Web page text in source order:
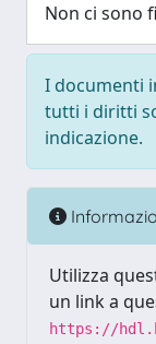
Non ci sono
I documenti
tutti i diritti
indicazione.
Utilizza
un link a
https://